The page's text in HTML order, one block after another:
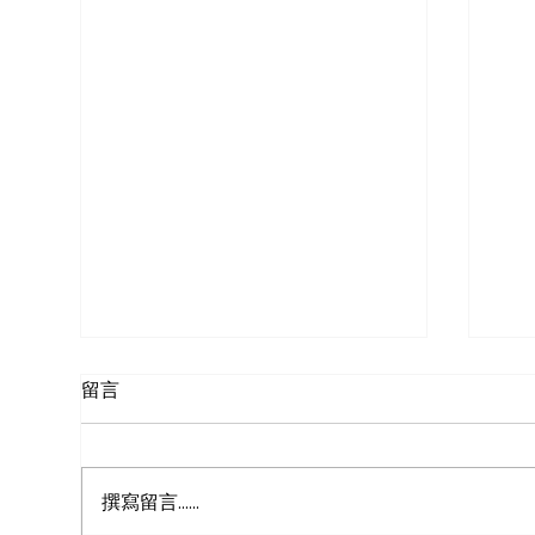
留言
撰寫留言......